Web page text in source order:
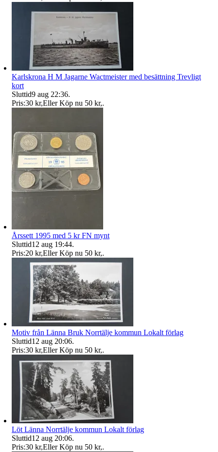
Karlskrona H M Jagarne Wactmeister med besättning Trevligt
kort
Sluttid9 aug 22:36.
Pris:30 kr,Eller Köp nu 50 kr,.
Årssett 1995 med 5 kr FN mynt
Sluttid12 aug 19:44.
Pris:20 kr,Eller Köp nu 50 kr,.
Motiv från Länna Bruk Norrtälje kommun Lokalt förlag
Sluttid12 aug 20:06.
Pris:30 kr,Eller Köp nu 50 kr,.
Löt Länna Norrtälje kommun Lokalt förlag
Sluttid12 aug 20:06.
Pris:30 kr,Eller Köp nu 50 kr,.